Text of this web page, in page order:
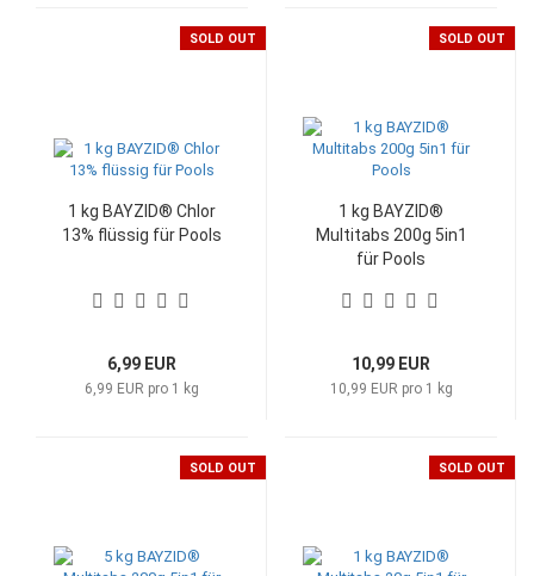
SOLD OUT
1 kg BAYZID® Chlor
13% flüssig für Pools
6,99 EUR
6,99 EUR pro 1 kg
SOLD OUT
1 kg BAYZID®
Multitabs 200g 5in1
für Pools
10,99 EUR
10,99 EUR pro 1 kg
SOLD OUT SOLD OUT